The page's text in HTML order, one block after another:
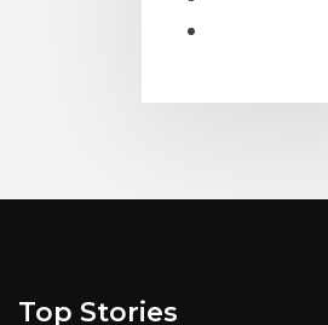
Top Stories